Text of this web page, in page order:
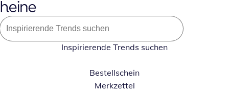
Inspirierende Trends suchen
Bestellschein
Merkzettel